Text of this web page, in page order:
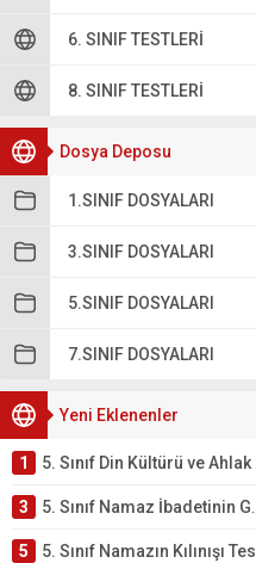
6. SINIF TESTLERI
8. SINIF TESTLERI
Dosya Deposu
1.SINIF DOSYALARI
3.SINIF DOSYALARI
5.SINIF DOSYALARI
7.SINIF DOSYALARI
Yeni Eklenenler
1 5. Sınıf Din Kültürü ve Ahlak Bilgisi 2. Ünite: Namaz İbadeti Çalışmaları
3 5. Sınıf Namaz İbadetinin Getirdiği Faydalar Testi
5 5. Sınıf Namazın Kılınışı Testi – Online Çöz